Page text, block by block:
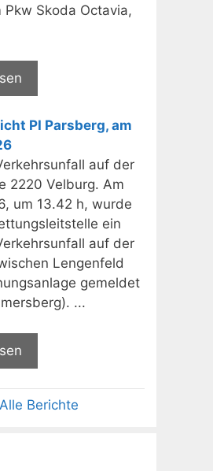
Pkw Skoda Octavia,
PI Parsberg, am
auf der
2220 Velburg. Am
um 13.42 h, wurde
ein
auf der
Lengenfeld
gemeldet
...
Alle Berichte